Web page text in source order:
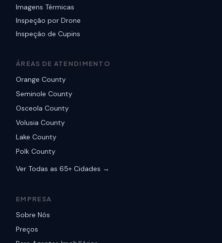
Imagens Térmicas
Inspeção por Drone
Inspeção de Cupins
ÁREAS DE ATENDIMENTO
Orange County
Seminole County
Osceola County
Volusia County
Lake County
Polk County
Ver Todas as 65+ Cidades →
EMPRESA
Sobre Nós
Preços